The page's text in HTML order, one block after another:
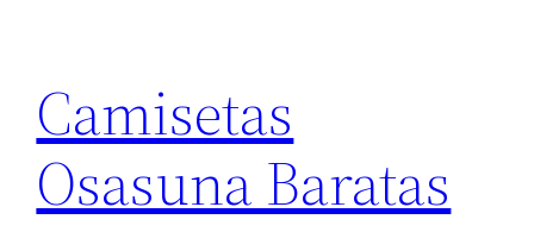
contenido
Camisetas
Osasuna Baratas